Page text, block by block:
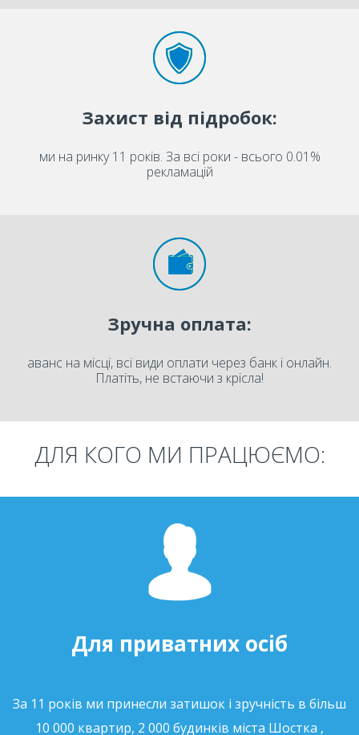
Захист від підробок:
ми на ринку 11 років. За всі роки - всього 0.01%
рекламацій
Зручна оплата:
аванс на місці, всі види оплати через банк і онлайн.
Платіть, не встаючи з крісла!
ДЛЯ КОГО МИ ПРАЦЮЄМО:
Для приватних осіб
За 11 років ми принесли затишок і зручність в більш
10 000 квартир, 2 000 будинків міста Шостка ,